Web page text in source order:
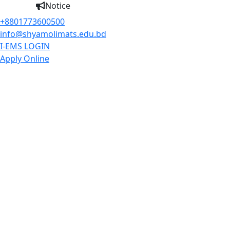
Notice
+8801773600500
info@shyamolimats.edu.bd
I-EMS LOGIN
Apply Online